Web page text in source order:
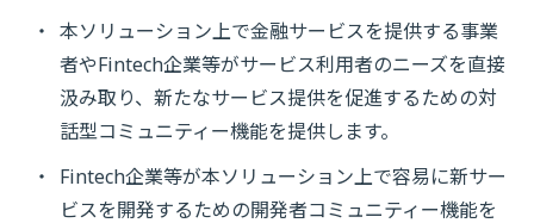
本ソリューション上で金融サービスを提供する事業
者やFintech企業等がサービス利用者のニーズを直接
汲み取り、新たなサービス提供を促進するための対
話型コミュニティー機能を提供します。
Fintech企業等が本ソリューション上で容易に新サー
ビスを開発するための開発者コミュニティー機能を